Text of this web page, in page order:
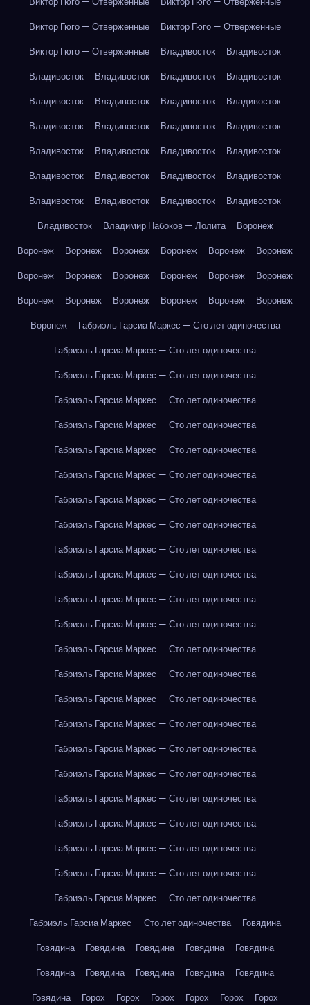
Виктор Гюго — Отверженные
Виктор Гюго — Отверженные
Виктор Гюго — Отверженные
Владивосток
Владивосток
Владивосток
Владивосток Владивосток
Владивосток
Владивосток
Владивосток Владивосток
Владивосток
Владивосток
Владивосток Владивосток
Владивосток
Владивосток
Владивосток Владивосток
Владивосток
Владивосток
Владивосток Владивосток
Владивосток
Владивосток
Владивосток Владивосток
Владивосток
Владивосток
Владимир Набоков — Лолита
Воронеж
Воронеж
Воронеж Воронеж Воронеж Воронеж
Воронеж
Воронеж
Воронеж Воронеж Воронеж Воронеж
Воронеж
Воронеж
Воронеж Воронеж Воронеж Воронеж
Воронеж
Воронеж
Габриэль Гарсиа Маркес — Сто лет одиночества
Габриэль Гарсиа Маркес — Сто лет одиночества
Габриэль Гарсиа Маркес — Сто лет одиночества
Габриэль Гарсиа Маркес — Сто лет одиночества
Габриэль Гарсиа Маркес — Сто лет одиночества
Габриэль Гарсиа Маркес — Сто лет одиночества
Габриэль Гарсиа Маркес — Сто лет одиночества
Габриэль Гарсиа Маркес — Сто лет одиночества
Габриэль Гарсиа Маркес — Сто лет одиночества
Габриэль Гарсиа Маркес — Сто лет одиночества
Габриэль Гарсиа Маркес — Сто лет одиночества
Габриэль Гарсиа Маркес — Сто лет одиночества
Габриэль Гарсиа Маркес — Сто лет одиночества
Габриэль Гарсиа Маркес — Сто лет одиночества
Габриэль Гарсиа Маркес — Сто лет одиночества
Габриэль Гарсиа Маркес — Сто лет одиночества
Габриэль Гарсиа Маркес — Сто лет одиночества
Габриэль Гарсиа Маркес — Сто лет одиночества
Габриэль Гарсиа Маркес — Сто лет одиночества
Габриэль Гарсиа Маркес — Сто лет одиночества
Габриэль Гарсиа Маркес — Сто лет одиночества
Габриэль Гарсиа Маркес — Сто лет одиночества
Габриэль Гарсиа Маркес — Сто лет одиночества
Габриэль Гарсиа Маркес — Сто лет одиночества
Габриэль Гарсиа Маркес — Сто лет одиночества
Говядина
Говядина
Говядина Говядина Говядина
Говядина
Говядина
Говядина Говядина Говядина
Говядина
Говядина
Горох Горох Горох Горох Горох
Горох